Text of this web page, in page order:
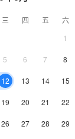
三 四 五
六
1
5 6 7 8
12 13 14 15
19 20 21 22
26 27 28 29
80-100㎡
大床房